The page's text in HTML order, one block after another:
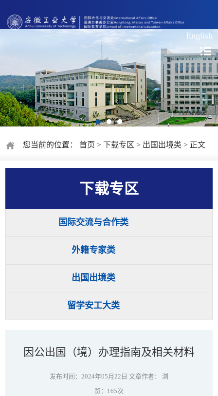
English
您当前的位置：首页 >下载专区 > 出国出境类 > 正文
下载专区
国际交流与合作类
外籍专家类
出国出境类
留学安工大类
因公出国（境）办理指南及相关材料
发布时间：2024年05月22日 文章作者： 浏
览： 165次